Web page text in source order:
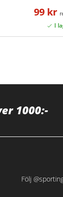
99 kr
1000:-
Följ